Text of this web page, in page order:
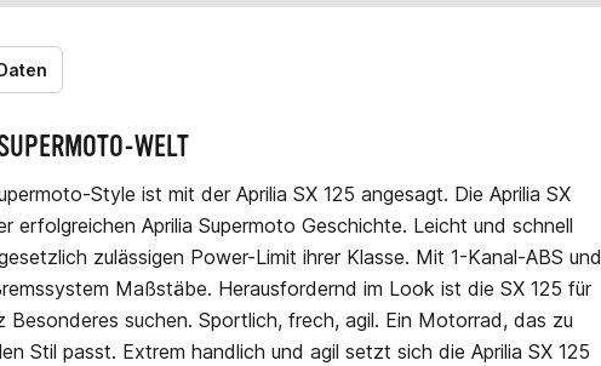
WELT
Style ist mit der Aprilia SX 125 angesagt. Die Aprilia SX
erfolgreichen Aprilia Supermoto Geschichte. Leicht und schnell
zulässigen Power-Limit ihrer Klasse. Mit 1-Kanal-ABS und
Maßstäbe. Herausfordernd im Look ist die SX 125 für
suchen. Sportlich, frech, agil. Ein Motorrad, das zu
Stil passt. Extrem handlich und agil setzt sich die Aprilia SX 125